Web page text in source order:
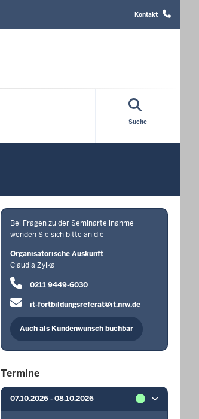
TopKontakt
Suche
Bei Fragen zu der Seminarteilnahme
wenden Sie sich bitte an die
Organisatorische Auskunft
Claudia Zylka
0211 9449-6030
it-fortbildungsreferat@it.nrw.de
Auch als Kundenwunsch buchbar
Termine
07.10.2026 - 08.10.2026